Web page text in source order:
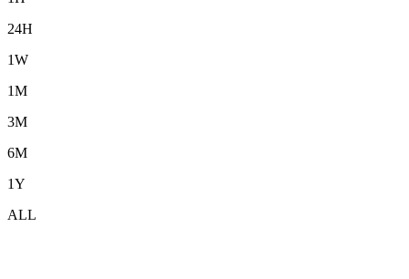
24H
1W
1M
3M
6M
1Y
ALL